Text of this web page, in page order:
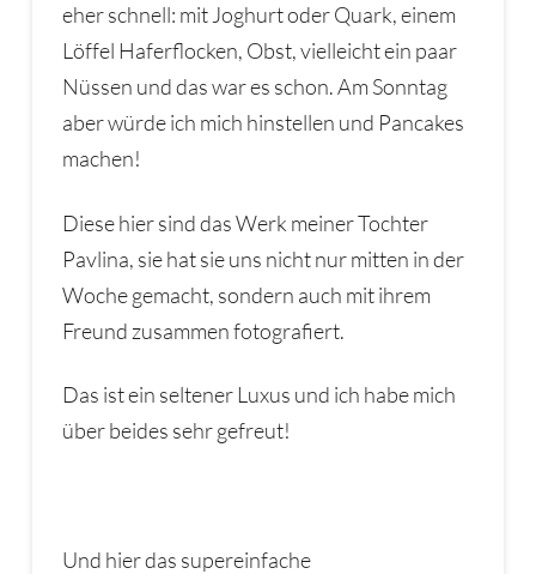
eher schnell: mit Joghurt oder Quark, einem
Löffel Haferflocken, Obst, vielleicht ein paar
Nüssen und das war es schon. Am Sonntag
aber würde ich mich hinstellen und Pancakes
machen!
Diese hier sind das Werk meiner Tochter
Pavlina, sie hat sie uns nicht nur mitten in der
Woche gemacht, sondern auch mit ihrem
Freund zusammen fotografiert.
Das ist ein seltener Luxus und ich habe mich
über beides sehr gefreut!
Und hier das supereinfache